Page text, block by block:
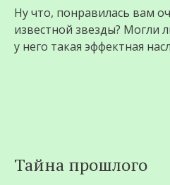
Ну что, понравилась вам
известной звезды? Могли
у него такая эффектная
Тайна прошлого